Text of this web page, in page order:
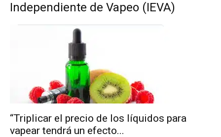
Independiente de Vapeo (IEVA)
“Triplicar el precio de los líquidos para
vapear tendrá un efecto...